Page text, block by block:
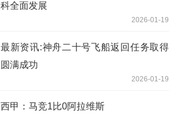
科全面发展
2026-01-19
最新资讯:神舟二十号飞船返回任务取得
圆满成功
2026-01-19
西甲：马竞1比0阿拉维斯